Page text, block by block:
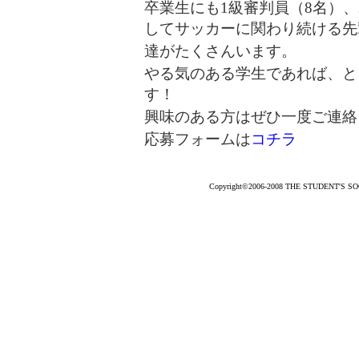
卒業生にも1級審判員（8名）
してサッカーに関わり続ける
達がたくさんいます。
やる気のある学生であれば、
す！
興味のある方はぜひ一度ご連
応募フォームはコチラ
Copyright©2006-2008 THE STUDENT'S